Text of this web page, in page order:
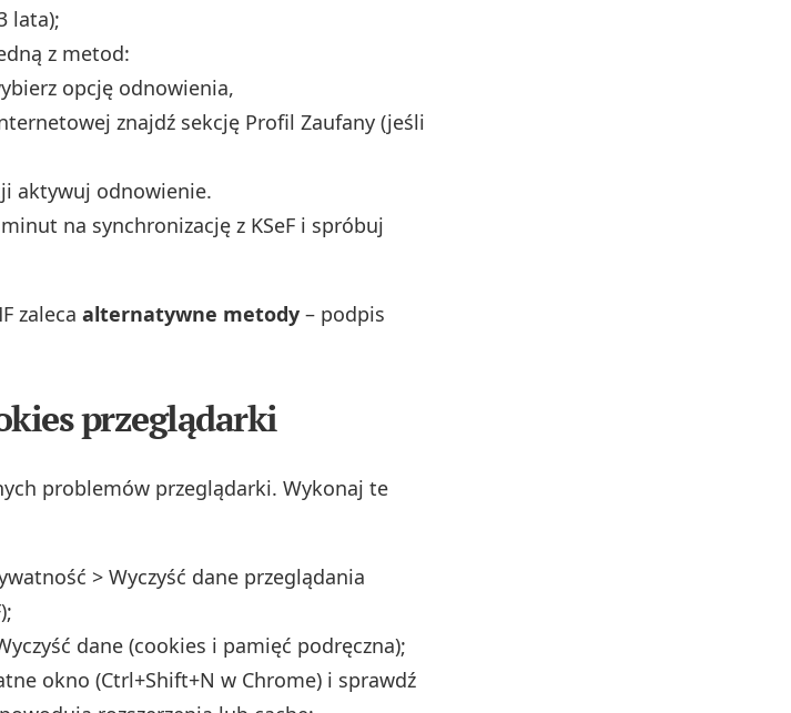
lata);
z metod:
opcję odnowienia,
znajdź sekcję Profil Zaufany (jeśli
aktywuj odnowienie.
na synchronizację z KSeF i spróbuj
zaleca alternatywne metody – podpis
przeglądarki
problemów przeglądarki. Wykonaj te
> Wyczyść dane przeglądania
dane (cookies i pamięć podręczna);
okno (Ctrl+Shift+N w Chrome) i sprawdź